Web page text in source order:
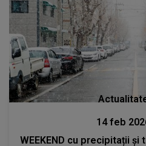
14 feb
WEEKEND cu precipitații